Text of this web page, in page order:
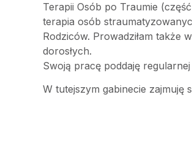
Terapii Osób po Traumie
terapia osób
Rodziców. Prowadziłam także
dorosłych.
Swoją pracę poddaję
W tutejszym gabinecie zajmuję